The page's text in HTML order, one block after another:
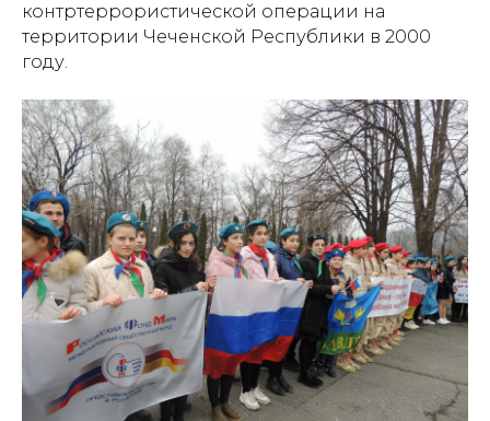
контртеррористической операции на
территории Чеченской Республики в 2000
году.